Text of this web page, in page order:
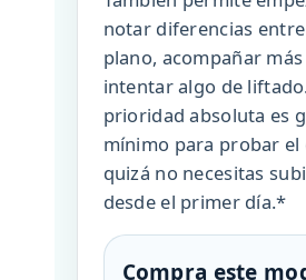
notar diferencias
plano, acompañar
intentar algo de
prioridad absoluta es
mínimo para probar el
quizá no necesitas
desde el primer día.*
Compra este